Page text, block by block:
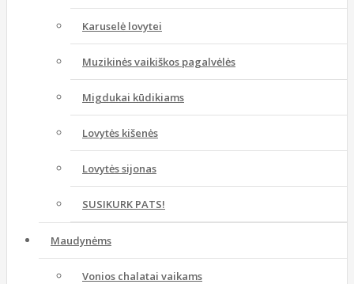
Karuselė lovytei
Muzikinės vaikiškos pagalvėlės
Migdukai kūdikiams
Lovytės kišenės
Lovytės sijonas
SUSIKURK PATS!
Maudynėms
Vonios chalatai vaikams